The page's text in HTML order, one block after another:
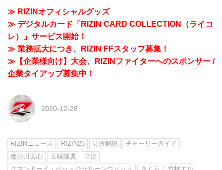
≫ RIZINオフィシャルグッズ
≫ デジタルカード「RIZIN CARD COLLECTION（ライコ
レ）」サービス開始！
≫ 業務拡大につき、RIZIN FFスタッフ募集！
≫【企業様向け】大会、RIZINファイターへのスポンサー /
企業タイアップ募集中！
2020-12-28
RIZINニュース RIZIN26 見所解説
チャーリーガイド
那須川天心
五味隆典
皇治